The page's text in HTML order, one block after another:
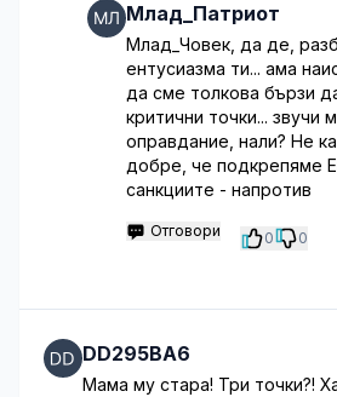
Млад_Патриот
Млад_Човек, да де,
ентусиазма ти... ама
да сме толкова бързи
критични точки... звучи
оправдание, нали? Не
добре, че подкрепяме
санкциите - напротив
Отговори 0 0
DD295BA6
Мама му стара! Три точки?!